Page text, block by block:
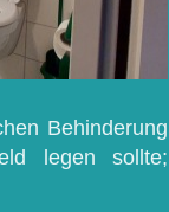
Behinderung
legen sollte;